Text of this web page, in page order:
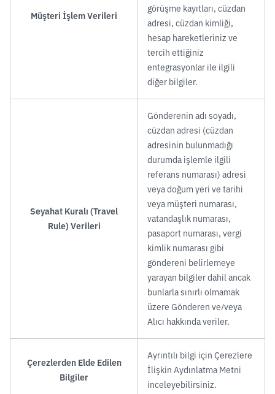
Müşteri İşlem Verileri
görüşme kayıtları, cüzdan
adresi, cüzdan kimliği,
hesap hareketleriniz ve
tercih ettiğiniz
entegrasyonlar ile ilgili
diğer bilgiler.
Seyahat Kuralı (Travel
Rule) Verileri
Gönderenin adı soyadı,
cüzdan adresi (cüzdan
adresinin bulunmadığı
durumda işlemle ilgili
referans numarası) adresi
veya doğum yeri ve tarihi
veya müşteri numarası,
vatandaşlık numarası,
pasaport numarası, vergi
kimlik numarası gibi
göndereni belirlemeye
yarayan bilgiler dahil ancak
bunlarla sınırlı olmamak
üzere Gönderen ve/veya
Alıcı hakkında veriler.
Çerezlerden Elde Edilen
Bilgiler
Ayrıntılı bilgi için Çerezlere
İlişkin Aydınlatma Metni
inceleyebilirsiniz.